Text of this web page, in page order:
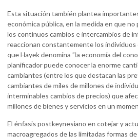
Esta situación también plantea
económica pública, en la medida en que
los continuos cambios e intercambios de
reaccionan constantemente los individuos
que Hayek denomina “la economía del
planificador puede conocer la enorme
cambiantes (entre los que destacan las
cambiantes de miles de millones de
interminables cambios de precios) que
millones de bienes y servicios en un
El énfasis postkeynesiano en cotejar y
macroagregados de las limitadas formas